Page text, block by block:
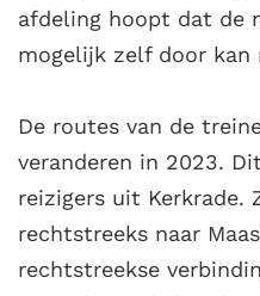
afdeling hoopt dat de
mogelijk zelf door kan
De routes van de
veranderen in 2023.
reizigers uit Kerkrade.
rechtstreeks naar
rechtstreekse